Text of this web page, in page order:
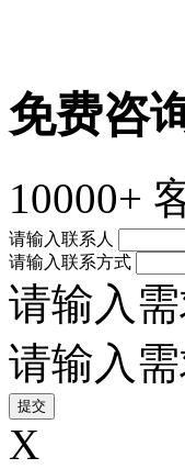
免费咨
10000+
请输入联系人
请输入联系方式
请输入需
请输入
X